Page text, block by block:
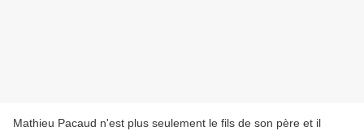
Mathieu Pacaud n'est plus seulement le fils de son père et il